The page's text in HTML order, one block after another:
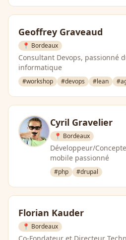
Geoffrey Graveaud
📍 Bordeaux
Consultant Devops, passionné
informatique
#workshop #devops #lean
Cyril Gravelier
📍 Bordeaux
Développeur/
mobile passionné
#php #drupal
Florian Kauder
📍 Bordeaux